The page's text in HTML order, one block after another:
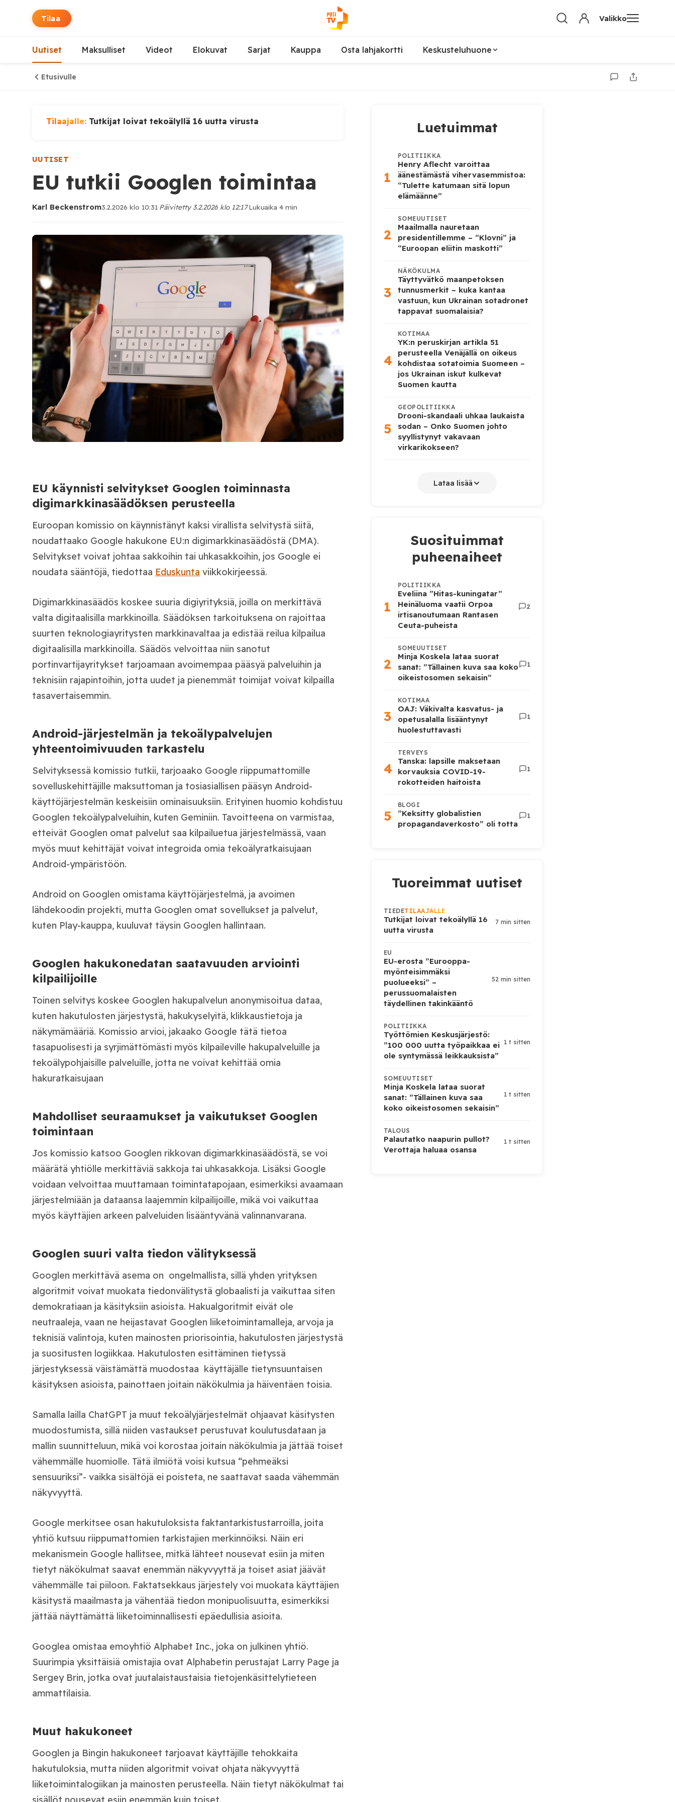
Tilaa Valikko
Uutiset Maksulliset Videot Elokuvat Sarjat Kauppa Osta lahjakortti Keskusteluhuone
Etusivulle
Tilaajalle: Tutkijat loivat tekoälyllä 16 uutta virusta
UUTISET
EU tutkii Googlen toimintaa
Karl Beckenstrom3.2.2026 klo 10:31·Päivitetty 3.2.2026 klo 12:17·Lukuaika 4 min
EU käynnisti selvitykset Googlen toiminnasta
digimarkkinasäädöksen perusteella
Euroopan komissio on käynnistänyt kaksi virallista selvitystä siitä,
noudattaako Google hakukone EU:n digimarkkinasäädöstä (DMA).
Selvitykset voivat johtaa sakkoihin tai uhkasakkoihin, jos Google ei
noudata sääntöjä, tiedottaa Eduskunta viikkokirjeessä.
Digimarkkinasäädös koskee suuria digiyrityksiä, joilla on merkittävä
valta digitaalisilla markkinoilla. Säädöksen tarkoituksena on rajoittaa
suurten teknologiayritysten markkinavaltaa ja edistää reilua kilpailua
digitaalisilla markkinoilla. Säädös velvoittaa niin sanotut
portinvartijayritykset tarjoamaan avoimempaa pääsyä palveluihin ja
teknisiin rajapintoihin, jotta uudet ja pienemmät toimijat voivat kilpailla
tasavertaisemmin.
Android-järjestelmän ja tekoälypalvelujen
yhteentoimivuuden tarkastelu
Selvityksessä komissio tutkii, tarjoaako Google riippumattomille
sovelluskehittäjille maksuttoman ja tosiasiallisen pääsyn Android-
käyttöjärjestelmän keskeisiin ominaisuuksiin. Erityinen huomio kohdistuu
Googlen tekoälypalveluihin, kuten Geminiin. Tavoitteena on varmistaa,
etteivät Googlen omat palvelut saa kilpailuetua järjestelmässä, vaan
myös muut kehittäjät voivat integroida omia tekoälyratkaisujaan
Android-ympäristöön.
Android on Googlen omistama käyttöjärjestelmä, ja avoimen
lähdekoodin projekti, mutta Googlen omat sovellukset ja palvelut,
kuten Play-kauppa, kuuluvat täysin Googlen hallintaan.
Googlen hakukonedatan saatavuuden arviointi
kilpailijoille
Toinen selvitys koskee Googlen hakupalvelun anonymisoitua dataa,
kuten hakutulosten järjestystä, hakukyselyitä, klikkaustietoja ja
näkymämääriä. Komissio arvioi, jakaako Google tätä tietoa
tasapuolisesti ja syrjimättömästi myös kilpaileville hakupalveluille ja
tekoälypohjaisille palveluille, jotta ne voivat kehittää omia
hakuratkaisujaan
Mahdolliset seuraamukset ja vaikutukset Googlen
toimintaan
Jos komissio katsoo Googlen rikkovan digimarkkinasäädöstä, se voi
määrätä yhtiölle merkittäviä sakkoja tai uhkasakkoja. Lisäksi Google
voidaan velvoittaa muuttamaan toimintatapojaan, esimerkiksi avaamaan
järjestelmiään ja dataansa laajemmin kilpailijoille, mikä voi vaikuttaa
myös käyttäjien arkeen palveluiden lisääntyvänä valinnanvarana.
Googlen suuri valta tiedon välityksessä
Googlen merkittävä asema on ongelmallista, sillä yhden yrityksen
algoritmit voivat muokata tiedonvälitystä globaalisti ja vaikuttaa siten
demokratiaan ja käsityksiin asioista. Hakualgoritmit eivät ole
neutraaleja, vaan ne heijastavat Googlen liiketoimintamalleja, arvoja ja
teknisiä valintoja, kuten mainosten priorisointia, hakutulosten järjestystä
ja suositusten logiikkaa. Hakutulosten esittäminen tietyssä
järjestyksessä väistämättä muodostaa käyttäjälle tietynsuuntaisen
käsityksen asioista, painottaen joitain näkökulmia ja häiventäen toisia.
Samalla lailla ChatGPT ja muut tekoälyjärjestelmät ohjaavat käsitysten
muodostumista, sillä niiden vastaukset perustuvat koulutusdataan ja
mallin suunnitteluun, mikä voi korostaa joitain näkökulmia ja jättää toiset
vähemmälle huomiolle. Tätä ilmiötä voisi kutsua “pehmeäksi
sensuuriksi”- vaikka sisältöjä ei poisteta, ne saattavat saada vähemmän
näkyvyyttä.
Google merkitsee osan hakutuloksista faktantarkistustarroilla, joita
yhtiö kutsuu riippumattomien tarkistajien merkinnöiksi. Näin eri
mekanismein Google hallitsee, mitkä lähteet nousevat esiin ja miten
tietyt näkökulmat saavat enemmän näkyvyyttä ja toiset asiat jäävät
vähemmälle tai piiloon. Faktatsekkaus järjestely voi muokata käyttäjien
käsitystä maailmasta ja vähentää tiedon monipuolisuutta, esimerkiksi
jättää näyttämättä liiketoiminnallisesti epäedullisia asioita.
Googlea omistaa emoyhtiö Alphabet Inc., joka on julkinen yhtiö.
Suurimpia yksittäisiä omistajia ovat Alphabetin perustajat Larry Page ja
Sergey Brin, jotka ovat juutalaistaustaisia tietojenkäsittelytieteen
ammattilaisia.
Muut hakukoneet
Googlen ja Bingin hakukoneet tarjoavat käyttäjille tehokkaita
hakutuloksia, mutta niiden algoritmit voivat ohjata näkyvyyttä
liiketoimintalogiikan ja mainosten perusteella. Näin tietyt näkökulmat tai
Luetuimmat
1
POLITIIKKA
Henry Aflecht varoittaa
äänestämästä vihervasemmistoa:
“Tulette katumaan sitä lopun
elämäänne”
2
SOMEUUTISET
Maailmalla nauretaan
presidentillemme – “Klovni” ja
“Euroopan eliitin maskotti”
3
NÄKÖKULMA
Täyttyvätkö maanpetoksen
tunnusmerkit – kuka kantaa
vastuun, kun Ukrainan sotadronet
tappavat suomalaisia?
4
KOTIMAA
YK:n peruskirjan artikla 51
perusteella Venäjällä on oikeus
kohdistaa sotatoimia Suomeen –
jos Ukrainan iskut kulkevat
Suomen kautta
5
GEOPOLITIIKKA
Drooni-skandaali uhkaa laukaista
sodan – Onko Suomen johto
syyllistynyt vakavaan
virkarikokseen?
Lataa lisää
Suosituimmat
puheenaiheet
1
POLITIIKKA
Eveliina ”Hitas-kuningatar”
Heinäluoma vaatii Orpoa
irtisanoutumaan Rantasen
Ceuta-puheista
2
2
SOMEUUTISET
Minja Koskela lataa suorat
sanat: ”Tällainen kuva saa koko
oikeistosomen sekaisin”
1
3
KOTIMAA
OAJ: Väkivalta kasvatus- ja
opetusalalla lisääntynyt
huolestuttavasti
1
4
TERVEYS
Tanska: lapsille maksetaan
korvauksia COVID-19-
rokotteiden haitoista
1
5
BLOGI
”Keksitty globalistien
propagandaverkosto” oli totta
1
Tuoreimmat uutiset
TIEDETILAAJALLE
Tutkijat loivat tekoälyllä 16
uutta virusta
7 min sitten
EU
EU-erosta ”Eurooppa-
myönteisimmäksi
puolueeksi” –
perussuomalaisten
täydellinen takinkääntö
52 min sitten
POLITIIKKA
Työttömien Keskusjärjestö:
”100 000 uutta työpaikkaa ei
ole syntymässä leikkauksista”
1 t sitten
SOMEUUTISET
Minja Koskela lataa suorat
sanat: ”Tällainen kuva saa
koko oikeistosomen sekaisin”
1 t sitten
TALOUS
Palautatko naapurin pullot?
Verottaja haluaa osansa
1 t sitten